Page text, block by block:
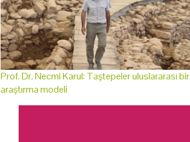
Prof. Dr. Necmi Karul: Taştepeler uluslararası bir
araştırma modeli